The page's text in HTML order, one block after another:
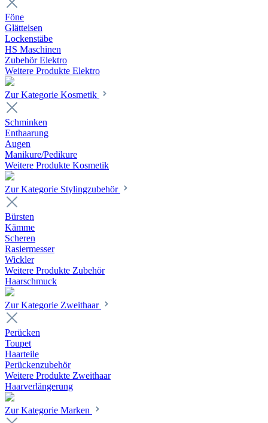
Föne
Glätteisen
Lockenstäbe
HS Maschinen
Zubehör Elektro
Weitere Produkte Elektro
Zur Kategorie Kosmetik
Schminken
Enthaarung
Augen
Manikure/Pedikure
Weitere Produkte Kosmetik
Zur Kategorie Stylingzubehör
Bürsten
Kämme
Scheren
Rasiermesser
Wickler
Weitere Produkte Zubehör
Haarschmuck
Zur Kategorie Zweithaar
Perücken
Toupet
Haarteile
Perückenzubehör
Weitere Produkte Zweithaar
Haarverlängerung
Zur Kategorie Marken